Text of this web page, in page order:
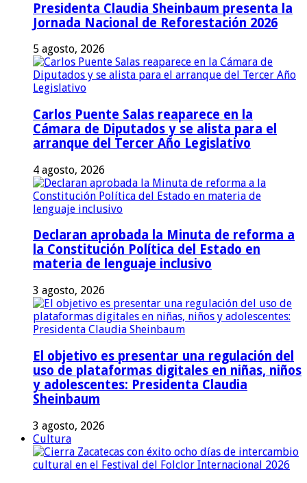
Presidenta Claudia Sheinbaum presenta la
Jornada Nacional de Reforestación 2026
5 agosto, 2026
Carlos Puente Salas reaparece en la
Cámara de Diputados y se alista para el
arranque del Tercer Año Legislativo
4 agosto, 2026
Declaran aprobada la Minuta de reforma a
la Constitución Política del Estado en
materia de lenguaje inclusivo
3 agosto, 2026
El objetivo es presentar una regulación del
uso de plataformas digitales en niñas, niños
y adolescentes: Presidenta Claudia
Sheinbaum
3 agosto, 2026
Cultura